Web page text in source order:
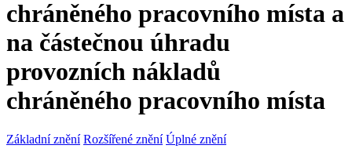
chráněného pracovního místa a
na částečnou úhradu
provozních nákladů
chráněného pracovního místa
Základní znění Rozšířené znění Úplné znění